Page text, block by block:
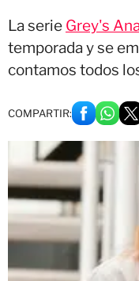
La serie Grey's
temporada y se
contamos todos
COMPARTIR: